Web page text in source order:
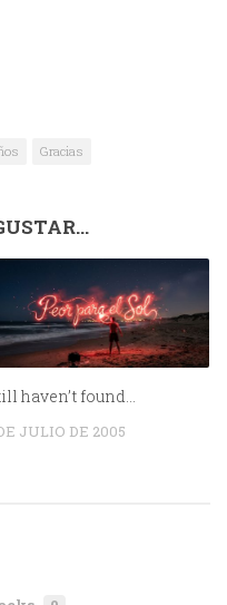
Gracias
haven’t found…
JULIO DE 2005